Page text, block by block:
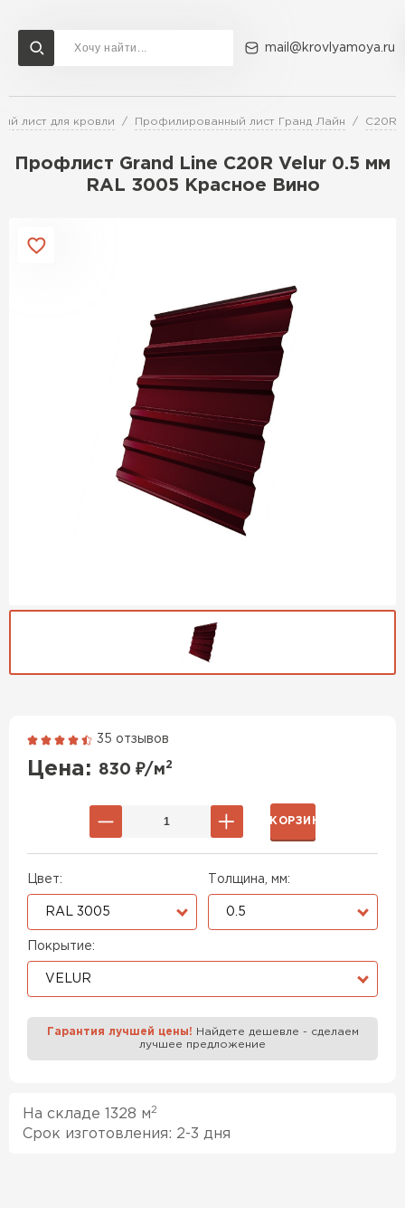
mail@krovlyamoya.ru
лист для кровли Профилированный лист Гранд Лайн C20R
Профлист Grand Line С20R Velur 0.5 мм
RAL 3005 Красное Вино
35 отзывов
Цена: 830 ₽/м2
Цвет:
RAL 3005
Толщина, мм:
0.5
Покрытие:
VELUR
В КОРЗИНУ
Гарантия лучшей цены! Найдете дешевле - сделаем
лучшее предложение
На складе 1328 м2
Срок изготовления: 2-3 дня
Сервисы расчета
Расчет штакетника для забора
Расчет водостока
Расчет фальцевой кровли
Расчет кровли из металлочерепицы
Доставка Контакты
ПЕРЕЙТИ